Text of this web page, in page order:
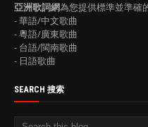
亞洲歌詞網為您提供標準並準確
- 華語/中文歌曲
- 粵語/廣東歌曲
- 台語/閩南歌曲
- 日語歌曲
SEARCH 搜索